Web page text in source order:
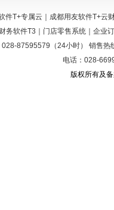
件T+专属云｜成都用友软件T+
务软件T3｜门店零售系统｜企
028-87595579（24小时） 销售
电话：028-
版权所有及